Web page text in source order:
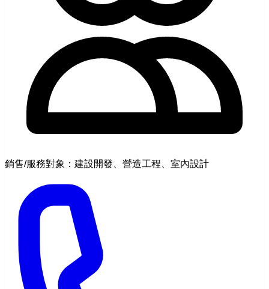
銷售/服務對象：建設開發、營造工程、室內設計